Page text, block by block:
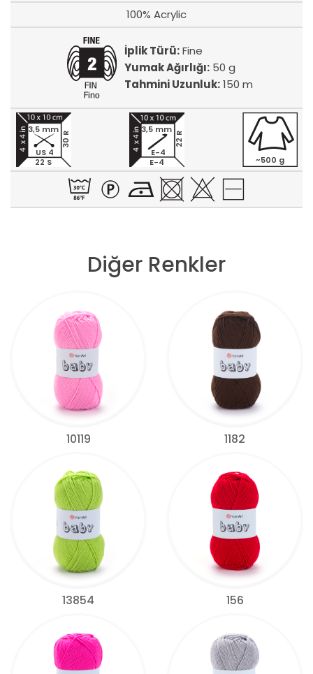
100% Acrylic
İplik Türü:Fine
Yumak Ağırlığı: 50 g
Tahmini Uzunluk:150 m
22 S
30 R
3,5 mm
US 4
E-4
22 R
3,5 mm
E-4
~500 g
Diğer Renkler
10119 1182
13854 156